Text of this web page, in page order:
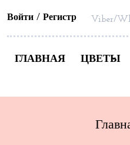
Войти Регистр Viber/
ГЛАВНАЯ ЦВЕТЫ